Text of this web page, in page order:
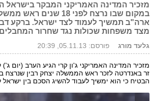
מזכיר המדינה האמריקני המבקר בישראל
במקום שבו נרצח לפני 18
ארה"ב תמשיך לעמוד לצד ישראל. ברקע
מצד משפחות שכולות נגד שחרור המחבלים
גלעד מורג פורסם: 05.11.13, 20:39
מזכיר המדינה האמריקני ג'ון קרי הגיע הערב (יום ג')
הבטיח כי הוא ימשיך לעבוד להשיג הסכם בין ישראל